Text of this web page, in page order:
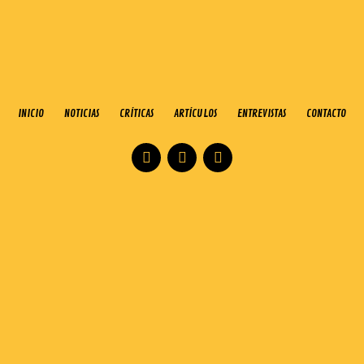
INICIO NOTICIAS CRÍTICAS ARTÍCULOS ENTREVISTAS CONTACTO